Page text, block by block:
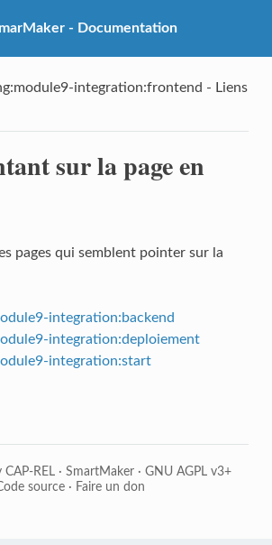
- Documentation
integration:frontend - Liens
sur la page en
pages qui semblent pointer sur la
integration:backend
integration:deploiement
integration:start
CAP-REL · SmartMaker · GNU AGPL v3+
source · Faire un don